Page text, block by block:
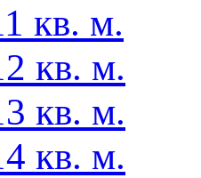
кв. м.
кв. м.
кв. м.
кв. м.